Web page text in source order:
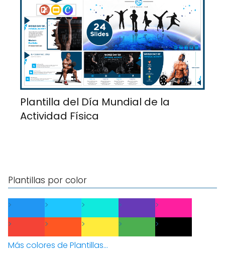
Plantilla del Día Mundial de la
Actividad Física
Plantillas por color
Más colores de Plantillas...